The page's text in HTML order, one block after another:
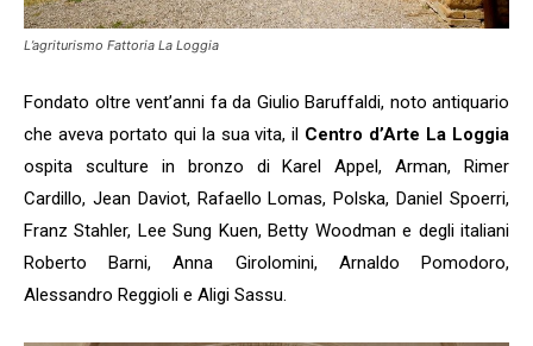
L’agriturismo Fattoria La Loggia
Fondato oltre vent’anni fa da Giulio Baruffaldi, noto antiquario
che aveva portato qui la sua vita, il Centro d’Arte La Loggia
ospita sculture in bronzo di Karel Appel, Arman, Rimer
Cardillo, Jean Daviot, Rafaello Lomas, Polska, Daniel Spoerri,
Franz Stahler, Lee Sung Kuen, Betty Woodman e degli italiani
Roberto Barni, Anna Girolomini, Arnaldo Pomodoro,
Alessandro Reggioli e Aligi Sassu.